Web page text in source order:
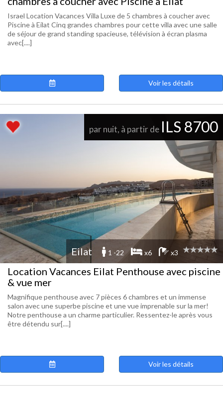
Israel Location Vacances Villa Luxe de 5 chambres à coucher avec
Piscine à Eilat Cinq grandes chambres pour cette villa avec une salle
de séjour de grand standing spacieuse, télévision à écran plasma
avec[....]
Voir les détails
par nuit, à partir de ILS 8700
Eilat 1 -22 x6 x3
Location Vacances Eilat Penthouse avec piscine
& vue mer
Magnifique penthouse avec 7 pièces 6 chambres et un immense
salon avec une superbe piscine et une vue imprenable sur la mer!
Notre penthouse a un charme particulier. Ressentez-le après vous
être détendu sur[....]
Voir les détails